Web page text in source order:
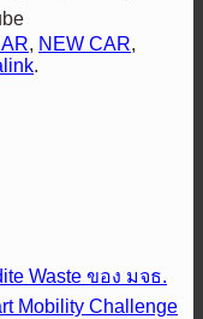
, NEW CAR,
.
Waste ของ มจธ.
Mobility Challenge